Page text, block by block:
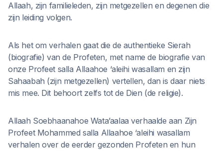
Allaah, zijn familieleden, zijn metgezellen en degenen die
zijn leiding volgen.
Als het om verhalen gaat die de authentieke Sierah
(biografie) van de Profeten, met name de biografie van
onze Profeet salla Allaahoe ‘aleihi wasallam en zijn
Sahaabah (zijn metgezellen) vertellen, dan is daar niets
mis mee. Dit behoort zelfs tot de Dien (de religie).
Allaah Soebhaanahoe Wata’aalaa verhaalde aan Zijn
Profeet Mohammed salla Allaahoe ‘aleihi wasallam
verhalen over de eerder gezonden Profeten en hun